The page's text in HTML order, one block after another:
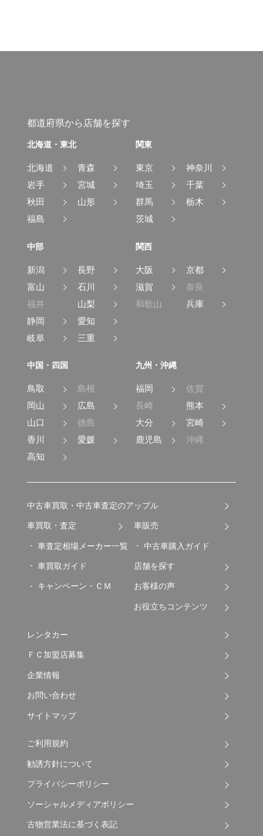
都道府県から店舗を探す
北海道・東北
北海道
青森
岩手
宮城
秋田
山形
福島
関東
東京
神奈川
埼玉
千葉
群馬
栃木
茨城
中部
新潟
長野
富山
石川
福井
山梨
静岡
愛知
岐阜
三重
関西
大阪
京都
滋賀
奈良
和歌山
兵庫
中国・四国
鳥取
島根
岡山
広島
山口
徳島
香川
愛媛
高知
九州・沖縄
福岡
佐賀
長崎
熊本
大分
宮崎
鹿児島
沖縄
中古車買取・中古車査定のアップル
車買取・査定
車査定相場メーカー一覧
車買取ガイド
キャンペーン・ＣＭ
車販売
中古車購入ガイド
店舗を探す
お客様の声
お役立ちコンテンツ
レンタカー
ＦＣ加盟店募集
企業情報
お問い合わせ
サイトマップ
ご利用規約
勧誘方針について
プライバシーポリシー
ソーシャルメディアポリシー
古物営業法に基づく表記